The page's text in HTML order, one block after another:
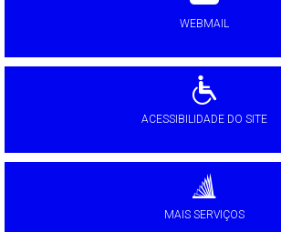
WEBMAIL
ACESSIBILIDADE DO SITE
MAIS SERVIÇOS